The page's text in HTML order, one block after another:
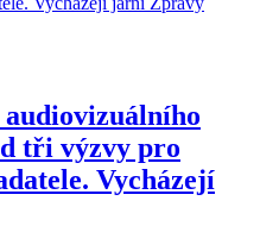
tři výzvy pro
Vycházejí